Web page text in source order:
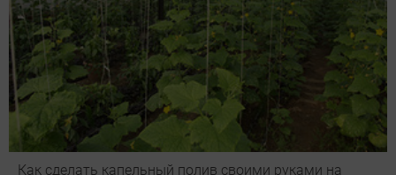
Как сделать капельный полив своими руками на